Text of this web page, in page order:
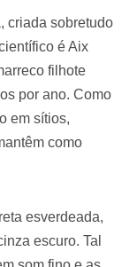
criada sobretudo
é Aix
filhote
por ano. Como
em sítios,
como
esverdeada,
escuro. Tal